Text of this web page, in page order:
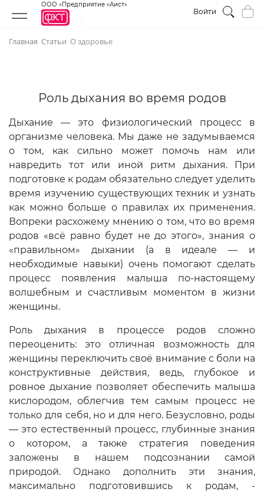
ООО «Предприятие «Аист»
Войти
Главная Статьи О здоровье
Роль дыхания во время родов
Дыхание — это физиологический процесс в
организме человека. Мы даже не задумываемся
о том, как сильно может помочь нам или
навредить тот или иной ритм дыхания. При
подготовке к родам обязательно следует уделить
время изучению существующих техник и узнать
как можно больше о правилах их применения.
Вопреки расхожему мнению о том, что во время
родов «всё равно будет не до этого», знания о
«правильном» дыхании (а в идеале — и
необходимые навыки) очень помогают сделать
процесс появления малыша по-настоящему
волшебным и счастливым моментом в жизни
женщины.
Роль дыхания в процессе родов сложно
переоценить: это отличная возможность для
женщины переключить своё внимание с боли на
конструктивные действия, ведь, глубокое и
ровное дыхание позволяет обеспечить малыша
кислородом, облегчив тем самым процесс не
только для себя, но и для него. Безусловно, роды
— это естественный процесс, глубинные знания
о котором, а также стратегия поведения
заложены в нашем подсознании самой
природой. Однако дополнить эти знания,
максимально подготовившись к родам, -